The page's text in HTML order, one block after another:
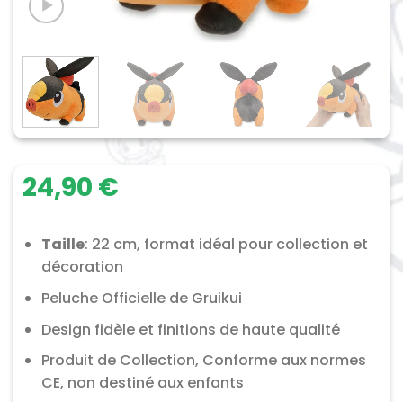
24,90 €
Taille: 22 cm, format idéal pour collection et
décoration
Peluche Officielle de Gruikui
Design fidèle et finitions de haute qualité
Produit de Collection, Conforme aux normes
CE, non destiné aux enfants